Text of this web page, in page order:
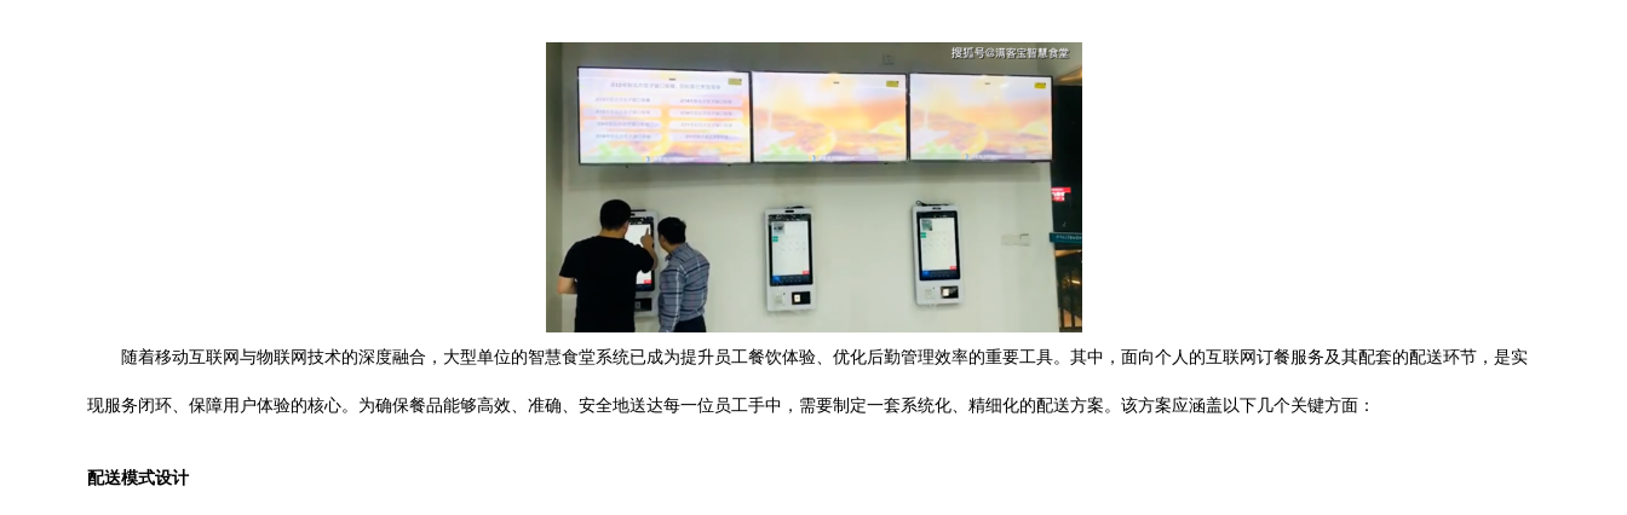
随着移动互联网与物联网技术的深度融合，大型单位的智慧食堂系统已成为提升员工餐饮体验、优化后勤管理效率的重要工具。其中，面向个人的互联网订餐服务及其配套的配送环节，是实
现服务闭环、保障用户体验的核心。为确保餐品能够高效、准确、安全地送达每一位员工手中，需要制定一套系统化、精细化的配送方案。该方案应涵盖以下几个关键方面：
配送模式设计